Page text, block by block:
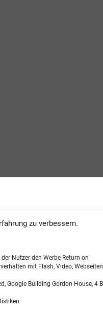
zu verbessern.
Nutzer den Werbe-Return on
mit Flash, Video,
Google Building Gordon House, 4